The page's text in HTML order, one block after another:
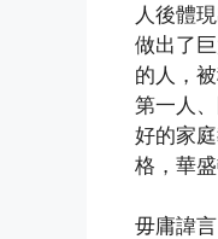
人後體
做出了
的人，
第一人
好的家
格，華
毋庸諱